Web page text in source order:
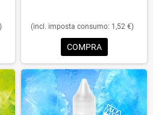
(incl. imposta consumo: 1,52 €)
COMPRA